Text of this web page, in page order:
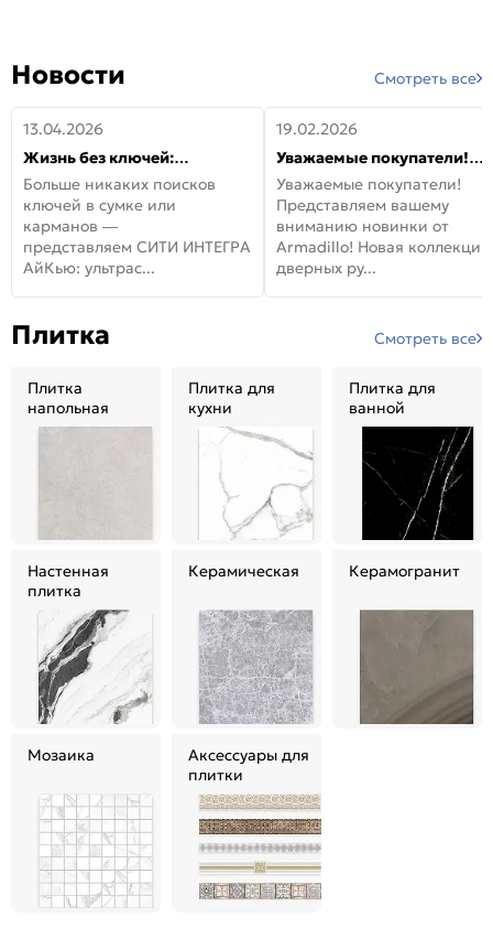
Новости Смотреть все
13.04.2026
Жизнь без ключей:
встречайте новую дверь
СИТИ ИНТЕГРА АйКью!
Больше никаких поисков
ключей в сумке или
карманов —
представляем СИТИ ИНТЕГРА
АйКью: ультрас...
19.02.2026
Уважаемые покупатели!
Представляем вашему
вниманию новинки от
Armadillo!
Уважаемые покупатели!
Представляем вашему
вниманию новинки от
Armadillo! Новая коллекция
дверных ру...
Плитка Смотреть все
Плитка
напольная
Плитка для
кухни
Плитка для
ванной
Настенная
плитка
Керамическая Керамогранит
Мозаика
Аксессуары для
плитки